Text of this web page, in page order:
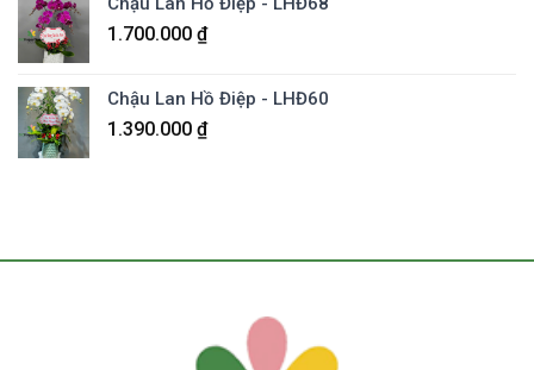
1.700.000 ₫
Chậu Lan Hồ Điệp - LHĐ60
1.390.000 ₫